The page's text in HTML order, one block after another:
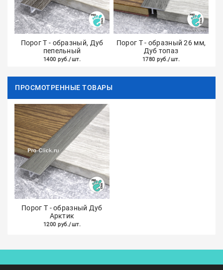
Порог Т - образный, Дуб
пепельный
1400 руб./шт.
Порог Т - образный 26 мм,
Дуб топаз
1780 руб./шт.
ПРОСМОТРЕННЫЕ ТОВАРЫ
Порог Т - образный Дуб
Арктик
1200 руб./шт.